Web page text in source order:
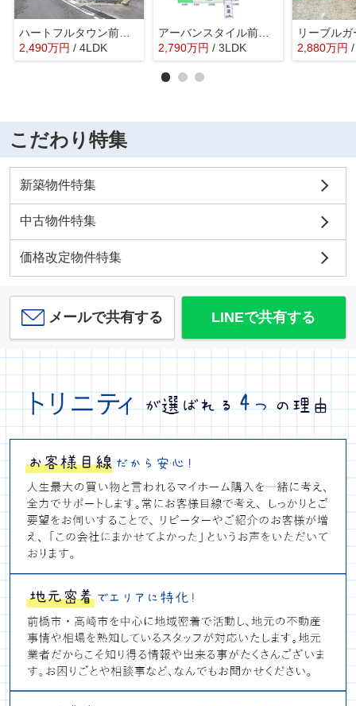
ハートフルタウン前橋市青柳町43ーA
2,490万円 / 4LDK
アーバンスタイル前橋市下新田町1期ー①
2,790万円 / 3LDK 2,880万円
こだわり特集
新築物件特集
中古物件特集
価格改定物件特集
メールで共有する LINEで共有する